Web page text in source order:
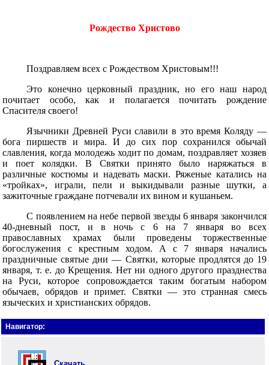
Рождество Христово
Поздравляем всех с Рождеством Христовым!!!
Это конечно церковный праздник, но его наш народ
почитает особо, как и полагается почитать рождение
Спасителя своего!
Язычники Древней Руси славили в это время Коляду —
бога пиршеств и мира. И до сих пор сохранился обычай
славления, когда молодежь ходит по домам, поздравляет хозяев
и поет колядки. В Святки принято было наряжаться в
различные костюмы и надевать маски. Ряженые катались на
«тройках», играли, пели и выкидывали разные шутки, а
зажиточные граждане потчевали их вином и кушаньем.
С появлением на небе первой звезды 6 января закончился
40-дневный пост, и в ночь с 6 на 7 января во всех
православных храмах были проведены торжественные
богослужения с крестным ходом. А с 7 января начались
праздничные святые дни — Святки, которые продлятся до 19
января, т. е. до Крещения. Нет ни одного другого празднества
на Руси, которое сопровождается таким богатым набором
обычаев, обрядов и примет. Святки — это странная смесь
языческих и христианских обрядов.
Навигатор: